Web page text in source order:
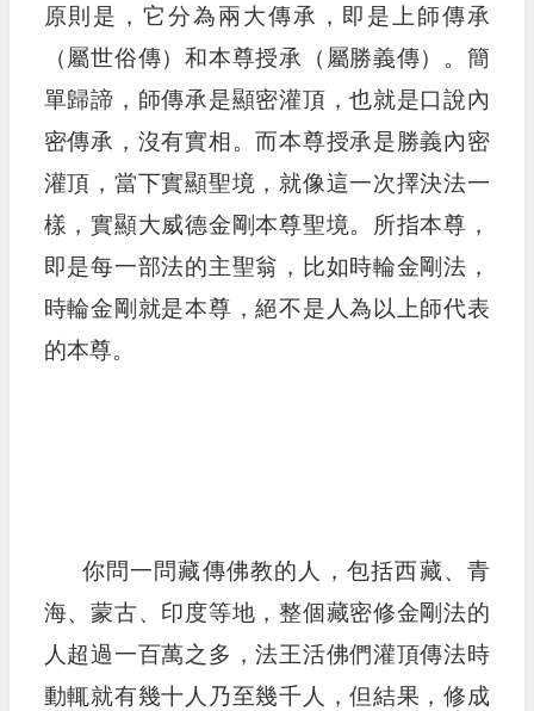
原則是，它分為兩大傳承，即是上師傳承
（屬世俗傳）和本尊授承（屬勝義傳）。簡
單歸諦，師傳承是顯密灌頂，也就是口說內
密傳承，沒有實相。而本尊授承是勝義內密
灌頂，當下實顯聖境，就像這一次擇決法一
樣，實顯大威德金剛本尊聖境。所指本尊，
即是每一部法的主聖翁，比如時輪金剛法，
時輪金剛就是本尊，絕不是人為以上師代表
的本尊。
你問一問藏傳佛教的人，包括西藏、青
海、蒙古、印度等地，整個藏密修金剛法的
人超過一百萬之多，法王活佛們灌頂傳法時
動輒就有幾十人乃至幾千人，但結果，修成